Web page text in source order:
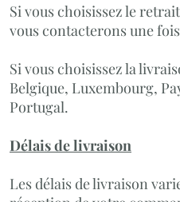
​Si vous choisissez le
vous contacterons une
Si vous choisissez la
Belgique, Luxembourg,
Portugal.
Délais de livraison
Les délais de livraison